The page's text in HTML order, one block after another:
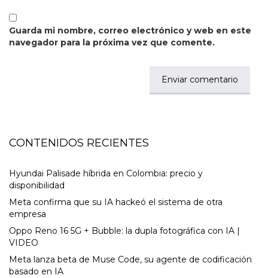
Guarda mi nombre, correo electrónico y web en este
navegador para la próxima vez que comente.
CONTENIDOS RECIENTES
Hyundai Palisade híbrida en Colombia: precio y
disponibilidad
Meta confirma que su IA hackeó el sistema de otra
empresa
Oppo Reno 16 5G + Bubble: la dupla fotográfica con IA |
VIDEO
Meta lanza beta de Muse Code, su agente de codificación
basado en IA